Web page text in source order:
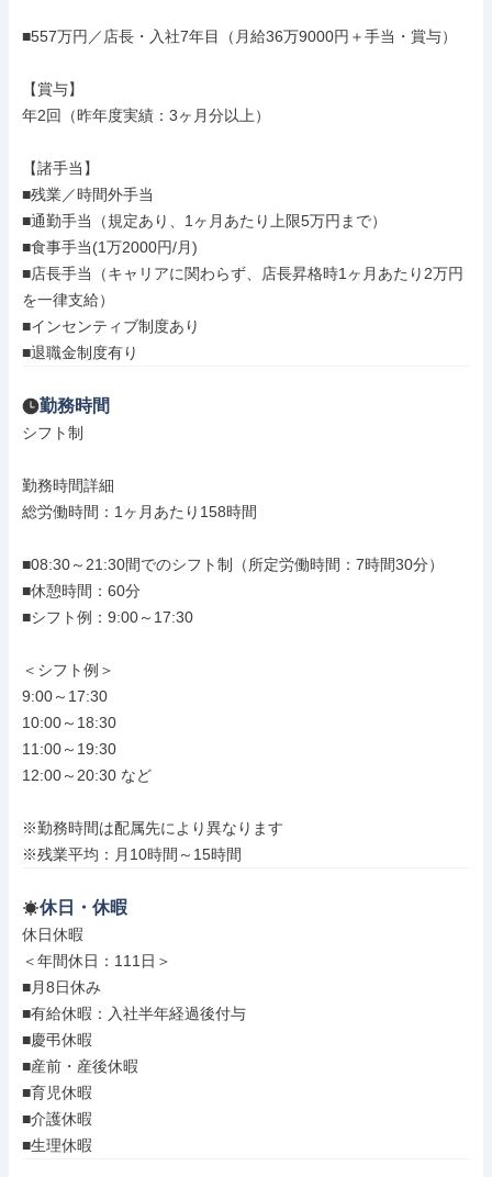
■557万円／店長・入社7年目（月給36万9000円＋手当・賞与）
【賞与】
年2回（昨年度実績：3ヶ月分以上）
【諸手当】
■残業／時間外手当
■通勤手当（規定あり、1ヶ月あたり上限5万円まで）
■食事手当(1万2000円/月)
■店長手当（キャリアに関わらず、店長昇格時1ヶ月あたり2万円
を一律支給）
■インセンティブ制度あり
■退職金制度有り
勤務時間
シフト制
勤務時間詳細
総労働時間：1ヶ月あたり158時間
■08:30～21:30間でのシフト制（所定労働時間：7時間30分）
■休憩時間：60分
■シフト例：9:00～17:30
＜シフト例＞
9:00～17:30
10:00～18:30
11:00～19:30
12:00～20:30 など
※勤務時間は配属先により異なります
※残業平均：月10時間～15時間
休日・休暇
休日休暇
＜年間休日：111日＞
■月8日休み
■有給休暇：入社半年経過後付与
■慶弔休暇
■産前・産後休暇
■育児休暇
■介護休暇
■生理休暇